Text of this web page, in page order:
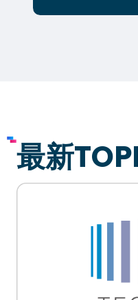
Copyright © Technos
最新